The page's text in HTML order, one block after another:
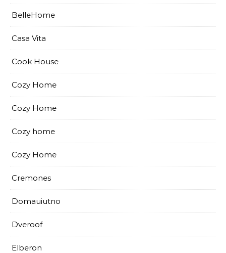
BelleHome
Casa Vita
Cook House
Cozy Home
Cozy Home
Cozy home
Cozy Home
Cremones
Domauiutno
Dveroof
Elberon